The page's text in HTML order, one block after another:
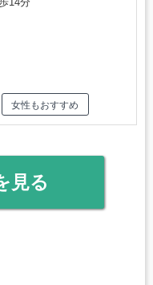
女性もおすすめ
見る